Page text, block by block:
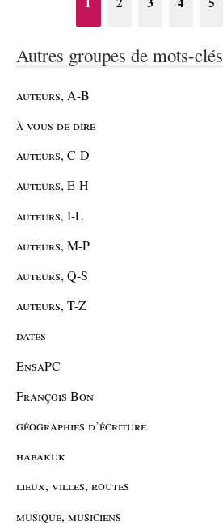
Autres groupes de mots-clés
auteurs, A-B
à vous de dire
auteurs, C-D
auteurs, E-H
auteurs, I-L
auteurs, M-P
auteurs, Q-S
auteurs, T-Z
dates
EnsaPC
François Bon
géographies d’écriture
habakuk
lieux, villes, routes
musique, musiciens